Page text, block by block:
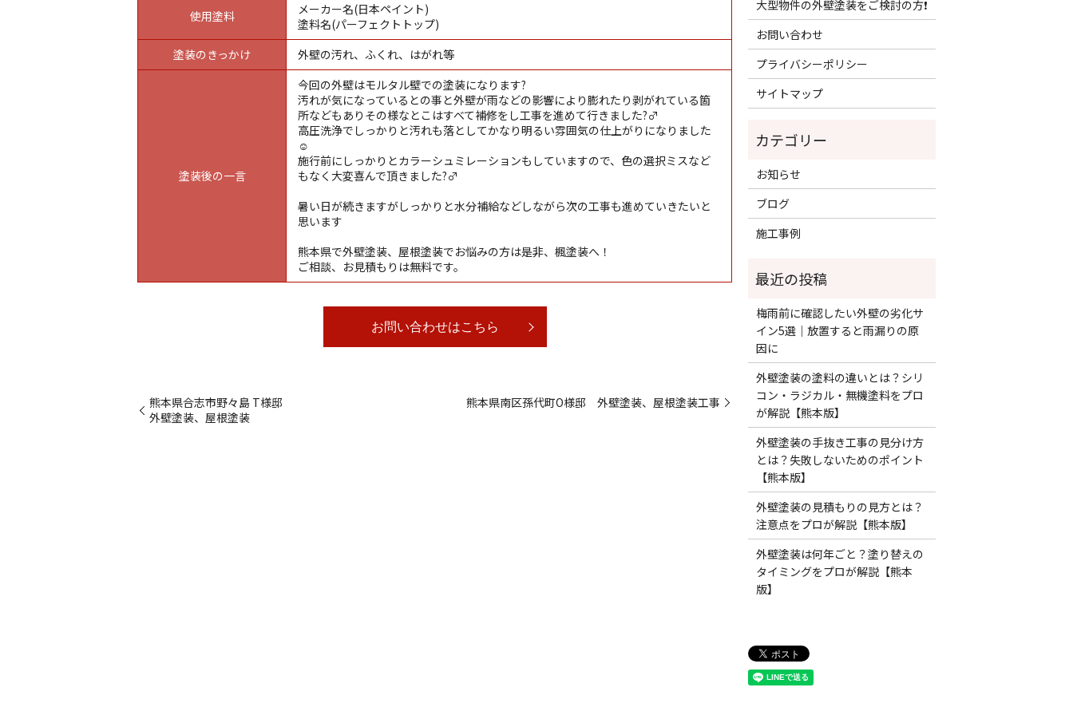
使用塗料
メーカー名(日本ペイント)
塗料名(パーフェクトトップ)
塗装のきっかけ
外壁の汚れ、ふくれ、はがれ等
塗装後の一言
今回の外壁はモルタル壁での塗装になります?
汚れが気になっているとの事と外壁が雨などの影響により膨れたり剥がれている箇
所などもありその様なとこはすべて補修をし工事を進めて行きました?‍♂️
高圧洗浄でしっかりと汚れも落としてかなり明るい雰囲気の仕上がりになりました
☺️
施行前にしっかりとカラーシュミレーションもしていますので、色の選択ミスなど
もなく大変喜んで頂きました?‍♂️
暑い日が続きますがしっかりと水分補給などしながら次の工事も進めていきたいと
思います
熊本県で外壁塗装、屋根塗装でお悩みの方は是非、楓塗装へ！
ご相談、お見積もりは無料です。
お問い合わせはこちら
熊本県合志市野々島 T様邸
外壁塗装、屋根塗装
熊本県南区孫代町O様邸 外壁塗装、屋根塗装工事
大型物件の外壁塗装をご検討の方❗️
お問い合わせ
プライバシーポリシー
サイトマップ
お知らせ
ブログ
施工事例
梅雨前に確認したい外壁の劣化サ
イン5選｜放置すると雨漏りの原
因に
外壁塗装の塗料の違いとは？シリ
コン・ラジカル・無機塗料をプロ
が解説【熊本版】
外壁塗装の手抜き工事の見分け方
とは？失敗しないためのポイント
【熊本版】
外壁塗装の見積もりの見方とは？
注意点をプロが解説【熊本版】
外壁塗装は何年ごと？塗り替えの
タイミングをプロが解説【熊本
版】